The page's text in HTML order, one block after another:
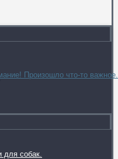
для собак.